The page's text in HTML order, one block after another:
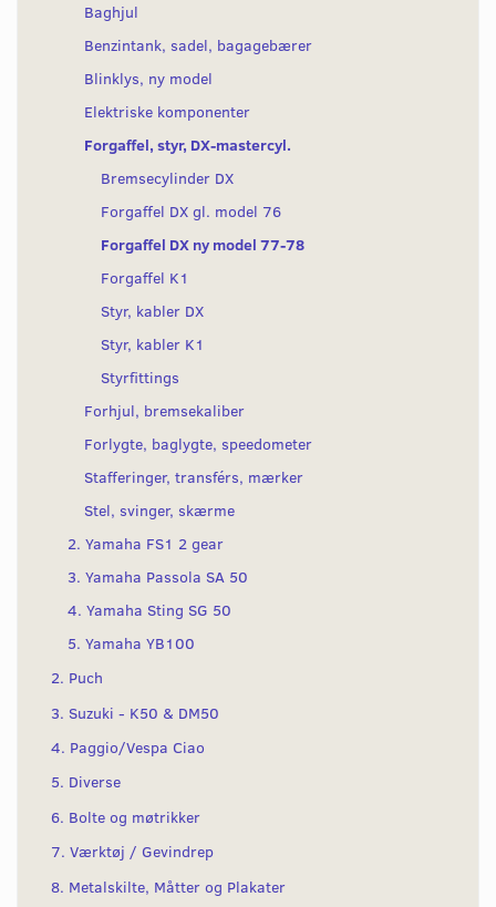
Baghjul
Benzintank, sadel, bagagebærer
Blinklys, ny model
Elektriske komponenter
Forgaffel, styr, DX-mastercyl.
Bremsecylinder DX
Forgaffel DX gl. model 76
Forgaffel DX ny model 77-78
Forgaffel K1
Styr, kabler DX
Styr, kabler K1
Styrfittings
Forhjul, bremsekaliber
Forlygte, baglygte, speedometer
Stafferinger, transférs, mærker
Stel, svinger, skærme
2. Yamaha FS1 2 gear
3. Yamaha Passola SA 50
4. Yamaha Sting SG 50
5. Yamaha YB100
2. Puch
3. Suzuki - K50 & DM50
4. Paggio/Vespa Ciao
5. Diverse
6. Bolte og møtrikker
7. Værktøj / Gevindrep
8. Metalskilte, Måtter og Plakater